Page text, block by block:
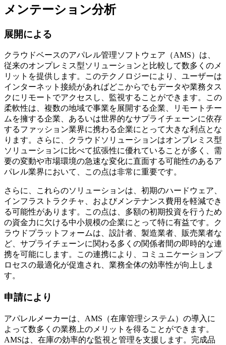
メンテーション分析
展開による
クラウドベースのアパレル管理ソフトウェア（AMS）は、
従来のオンプレミス型ソリューションと比較して数多くのメ
リットを提供します。このテクノロジーにより、ユーザーは
インターネット接続があればどこからでもデータや業務タス
クにリモートでアクセスし、監視することができます。この
柔軟性は、複数の地域で事業を展開する企業、リモートチー
ムを擁する企業、あるいは世界的なサプライチェーンに依存
するファッション業界に携わる企業にとって大きな利点とな
ります。さらに、クラウドソリューションはオンプレミス型
ソリューションに比べて拡張性に優れていることが多く、需
要の変動や市場環境の急速な変化に直面する可能性のあるア
パレル業界において、この点は非常に重要です。
さらに、これらのソリューションは、初期のハードウェア、
インフラストラクチャ、およびメンテナンス費用を軽減でき
る可能性があります。この点は、多額の初期投資を行うため
の資金力に欠ける中小規模の企業にとって特に有益です。ク
ラウドプラットフォームは、設計者、製造業者、販売業者な
ど、サプライチェーンに関わる多くの関係者間の即時的な連
携を可能にします。この連携により、コミュニケーションプ
ロセスの最適化が促進され、業務全体の効率性が向上しま
す。
申請により
アパレルメーカーは、AMS（在庫管理システム）の導入に
よって数多くの業務上のメリットを得ることができます。
AMSは、在庫の効率的な監視と管理を支援します。完成品